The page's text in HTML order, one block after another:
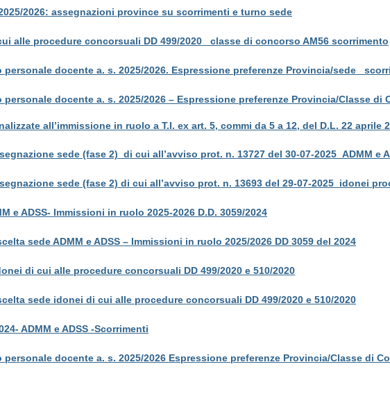
2026: assegnazioni province su scorrimenti e turno sede
alle procedure concorsuali DD 499/2020 _classe di concorso AM56 scorrimento
docente a. s. 2025/2026. Espressione preferenze Provincia/sede
docente a. s. 2025/2026 – Espressione preferenze Provincia/Classe
all’immissione in ruolo a T.I. ex art. 5, commi da 5 a 12, del D.L. 22 aprile
sede (fase 2) di cui all’avviso prot. n. 13727 del 30-07-2025_ADMM e
sede (fase 2) di cui all’avviso prot. n. 13693 del 29-07-2025_idonei
e ADSS- Immissioni in ruolo 2025-2026 D.D. 3059/2024
sede ADMM e ADSS – Immissioni in ruolo 2025/2026 DD 3059 del 2024
di cui alle procedure concorsuali DD 499/2020 e 510/2020
sede idonei di cui alle procedure concorsuali DD 499/2020 e 510/2020
ADMM e ADSS -Scorrimenti
docente a. s. 2025/2026 Espressione preferenze Provincia/Classe di